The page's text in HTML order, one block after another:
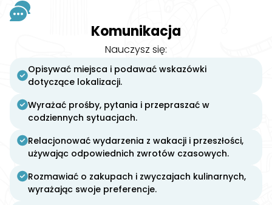
Komunikacja
Nauczysz się:
Opisywać miejsca i podawać wskazówki
dotyczące lokalizacji.
Wyrażać prośby, pytania i przepraszać w
codziennych sytuacjach.
Relacjonować wydarzenia z wakacji i przeszłości,
używając odpowiednich zwrotów czasowych.
Rozmawiać o zakupach i zwyczajach kulinarnych,
wyrażając swoje preferencje.